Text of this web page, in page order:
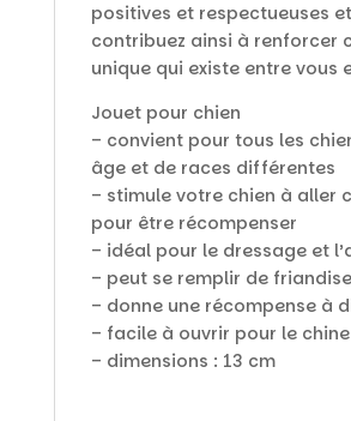
positives et respectueuses et
contribuez ainsi à renforcer
unique qui existe entre vous
Jouet pour chien
– convient pour tous les
âge et de races différentes
– stimule votre chien à aller
pour être récompenser
– idéal pour le dressage et
– peut se remplir de
– donne une récompense à
– facile à ouvrir pour le chine
– dimensions : 13 cm